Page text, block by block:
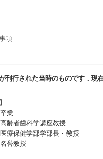
項
刊行された当時のものです．現
業
齢者歯科学講座教授
療保健学部学部長・教授
誉教授